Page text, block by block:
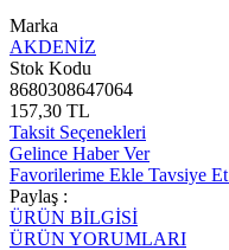
Marka
AKDENİZ
Stok Kodu
8680308647064
157,30 TL
Taksit Seçenekleri
Gelince Haber Ver
Favorilerime Ekle Tavsiye Et
Paylaş :
ÜRÜN BİLGİSİ
ÜRÜN YORUMLARI